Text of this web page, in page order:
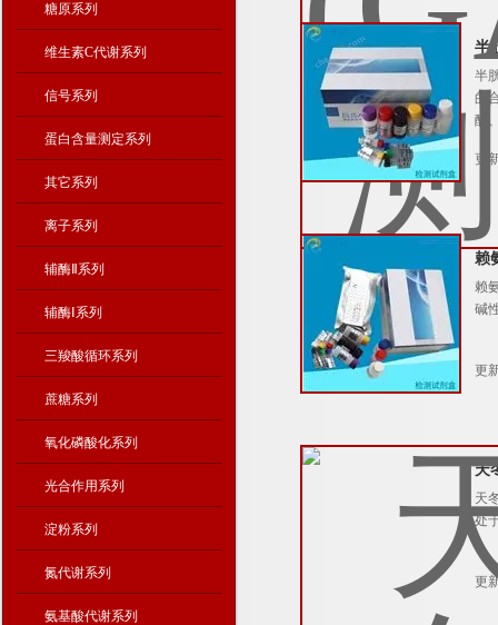
糖原系列
维生素C代谢系列
信号系列
蛋白含量测定系列
其它系列
离子系列
辅酶Ⅱ系列
辅酶Ⅰ系列
三羧酸循环系列
蔗糖系列
氧化磷酸化系列
光合作用系列
淀粉系列
氮代谢系列
氨基酸代谢系列
半
半
的
酸
更
赖
赖
碱
更
天
天
处
更